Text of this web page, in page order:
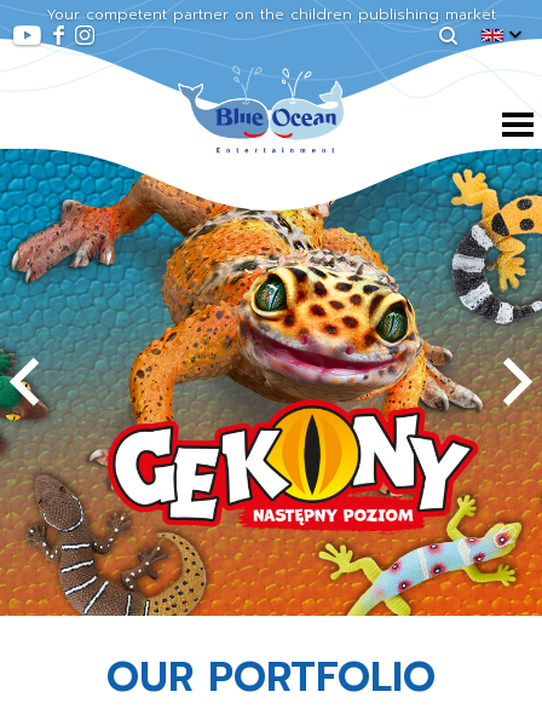
Your competent partner on the children publishing market
OUR PORTFOLIO